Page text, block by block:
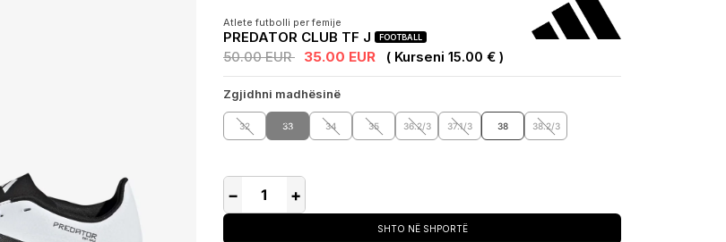
Atlete futbolli per femije
PREDATOR CLUB TF J FOOTBALL
50.00 EUR 35.00 EUR ( Kurseni 15.00 € )
Zgjidhni madhësinë
32 33 34 35 36.2/3 37.1/3 38 38.2/3
− +
SHTO NË SHPORTË